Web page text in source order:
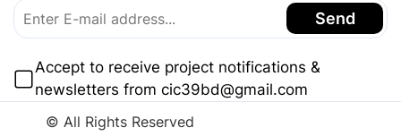
Send
Accept to receive project notifications &
newsletters from cic39bd@gmail.com
© All Rights Reserved